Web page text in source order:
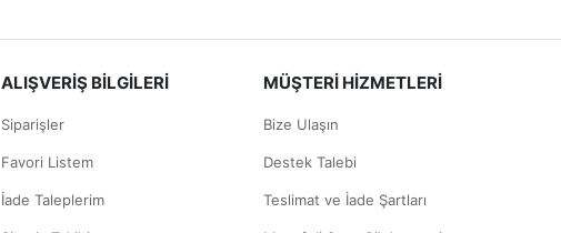
ALIŞVERİŞ BİLGİLERİ
Siparişler
Favori Listem
İade Taleplerim
MÜŞTERİ HİZMETLERİ
Bize Ulaşın
Destek Talebi
Teslimat ve İade Şartları